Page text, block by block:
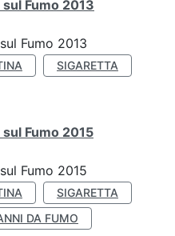
Fumo 2013
Fumo 2013
SIGARETTA
Fumo 2015
Fumo 2015
SIGARETTA
DA FUMO